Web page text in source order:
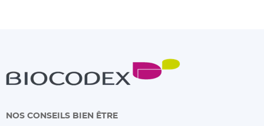
NOS CONSEILS BIEN ÊTRE